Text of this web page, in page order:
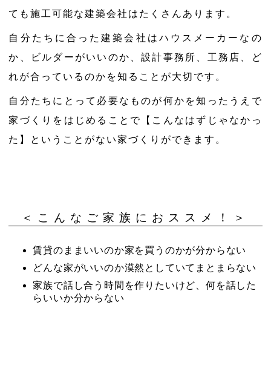
ても施工可能な建築会社はたくさんあります。
自分たちに合った建築会社はハウスメーカーなの
か、ビルダーがいいのか、設計事務所、工務店、ど
れが合っているのかを知ることが大切です。
自分たちにとって必要なものが何かを知ったうえで
家づくりをはじめることで【こんなはずじゃなかっ
た】ということがない家づくりができます。
＜こんなご家族におススメ！＞
賃貸のままいいのか家を買うのかが分からない
どんな家がいいのか漠然としていてまとまらない
家族で話し合う時間を作りたいけど、何を話した
らいいか分からない